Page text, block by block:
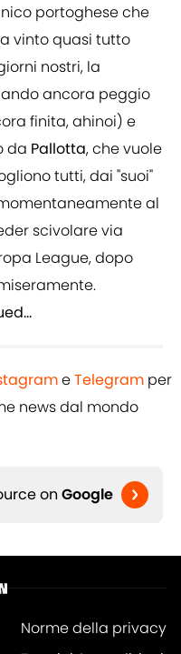
portoghese che
vinto quasi tutto
nostri, la
ancora peggio
finita, ahinoi) e
da Pallotta, che vuole
tutti, dai "suoi"
al
scivolare via
League, dopo
eTelegram per
news dal mondo
on Google
Norme della privacy